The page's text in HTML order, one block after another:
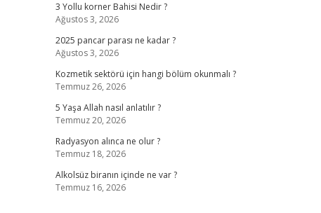
3 Yollu korner Bahisi Nedir ?
Ağustos 3, 2026
2025 pancar parası ne kadar ?
Ağustos 3, 2026
Kozmetik sektörü için hangi bölüm okunmalı ?
Temmuz 26, 2026
5 Yaşa Allah nasıl anlatılır ?
Temmuz 20, 2026
Radyasyon alınca ne olur ?
Temmuz 18, 2026
Alkolsüz biranın içinde ne var ?
Temmuz 16, 2026